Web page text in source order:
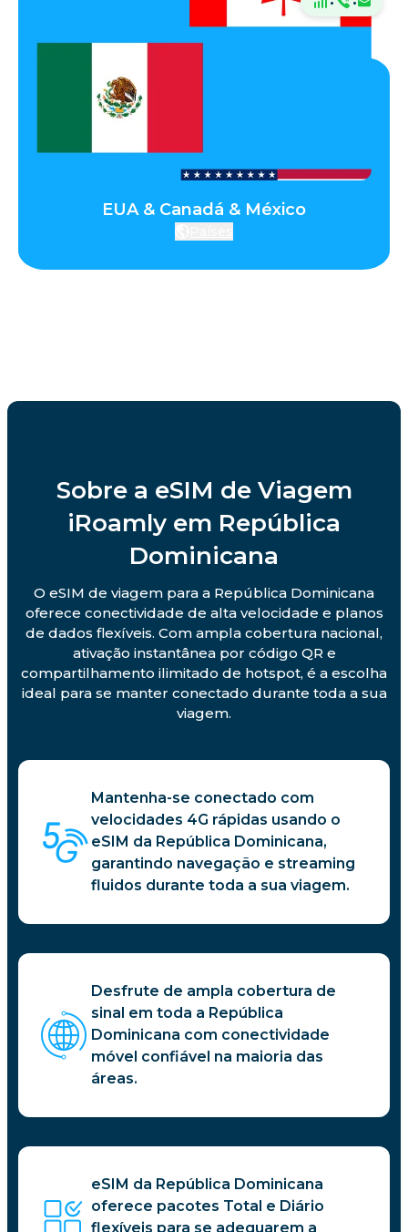
EUA & Canadá & México
Sobre a eSIM de Viagem
iRoamly em República
Dominicana
O eSIM de viagem para a República Dominicana
oferece conectividade de alta velocidade e planos
de dados flexíveis. Com ampla cobertura nacional,
ativação instantânea por código QR e
compartilhamento ilimitado de hotspot, é a escolha
ideal para se manter conectado durante toda a sua
viagem.
Mantenha-se conectado com
velocidades 4G rápidas usando o
eSIM da República Dominicana,
garantindo navegação e streaming
fluidos durante toda a sua viagem.
Desfrute de ampla cobertura de
sinal em toda a República
Dominicana com conectividade
móvel confiável na maioria das
áreas.
eSIM da República Dominicana
oferece pacotes Total e Diário
flexíveis para se adequarem a